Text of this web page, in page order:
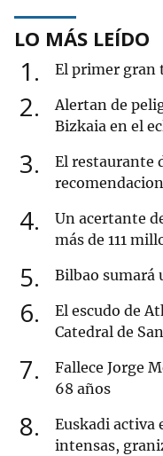
LO MÁS LEÍDO
1 El primer gran
2
Alertan de
Bizkaia en el
3
El restaurante
4
Un acertante
más de 111
5 Bilbao sumará
6
El escudo de
Catedral de
7
Fallece Jorge
68 años
8
Euskadi activa
intensas,